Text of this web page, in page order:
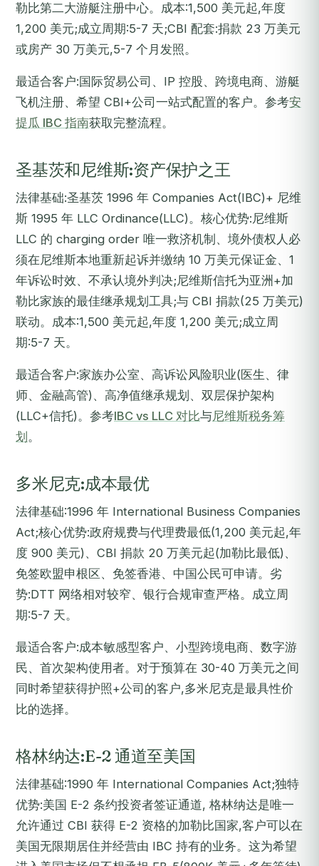
勒比第二大游艇注册中心。成本:1,500 美元起,年度
1,200 美元;成立周期:5-7 天;CBI 配套:捐款 23 万美元
或房产 30 万美元,5-7 个月发照。
最适合客户:国际贸易公司、IP 控股、跨境电商、游艇
飞机注册、希望 CBI+公司一站式配置的客户。参考安
提瓜 IBC 指南获取完整流程。
圣基茨和尼维斯:资产保护之王
法律基础:圣基茨 1996 年 Companies Act(IBC)+ 尼维
斯 1995 年 LLC Ordinance(LLC)。核心优势:尼维斯
LLC 的 charging order 唯一救济机制、境外债权人必
须在尼维斯本地重新起诉并缴纳 10 万美元保证金、1
年诉讼时效、不承认境外判决;尼维斯信托为亚洲+加
勒比家族的最佳继承规划工具;与 CBI 捐款(25 万美元)
联动。成本:1,500 美元起,年度 1,200 美元;成立周
期:5-7 天。
最适合客户:家族办公室、高诉讼风险职业(医生、律
师、金融高管)、高净值继承规划、双层保护架构
(LLC+信托)。参考IBC vs LLC 对比与尼维斯税务筹
划 。
多米尼克:成本最优
法律基础:1996 年 International Business Companies
Act;核心优势:政府规费与代理费最低(1,200 美元起,年
度 900 美元)、CBI 捐款 20 万美元起(加勒比最低)、
免签欧盟申根区、免签香港、中国公民可申请。劣
势:DTT 网络相对较窄、银行合规审查严格。成立周
期:5-7 天。
最适合客户:成本敏感型客户、小型跨境电商、数字游
民、首次架构使用者。对于预算在 30-40 万美元之间
同时希望获得护照+公司的客户,多米尼克是最具性价
比的选择。
格林纳达:E-2 通道至美国
法律基础:1990 年 International Companies Act;独特
优势:美国 E-2 条约投资者签证通道, 格林纳达是唯一
允许通过 CBI 获得 E-2 资格的加勒比国家,客户可以在
美国无限期居住并经营由 IBC 持有的业务。这为希望